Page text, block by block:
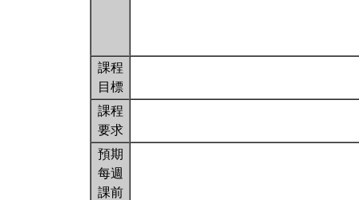
課程
目標
課程
要求
預期
每週
課前